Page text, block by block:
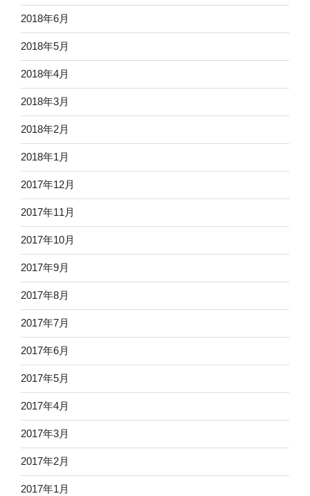
2018年6月
2018年5月
2018年4月
2018年3月
2018年2月
2018年1月
2017年12月
2017年11月
2017年10月
2017年9月
2017年8月
2017年7月
2017年6月
2017年5月
2017年4月
2017年3月
2017年2月
2017年1月